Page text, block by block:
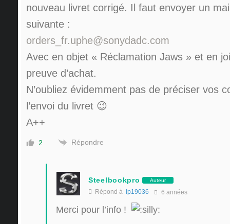
nouveau livret corrigé. Il faut envoyer un
suivante :
orders_fr.uphe@sonydadc.com
Avec en objet « Réclamation Jaws » et en
preuve d’achat.
N’oubliez évidemment pas de préciser vos
l’envoi du livret 😉
A++
2 Répondre
Steelbookpro Auteur
Répond à lp19036 6 années
Merci pour l’info !